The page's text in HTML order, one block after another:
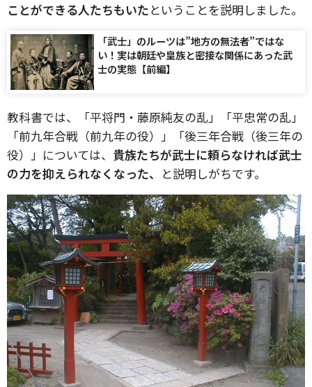
ことができる人たちもいたということを説明しました。
「武士」のルーツは”地方の無法者”ではな
い！実は朝廷や皇族と密接な関係にあった武
士の実態【前編】
教科書では、「平将門・藤原純友の乱」「平忠常の乱」
「前九年合戦（前九年の役）」「後三年合戦（後三年の
役）」については、 貴族たちが武士に頼らなければ武士
の力を抑えられなくなった、 と説明しがちです。